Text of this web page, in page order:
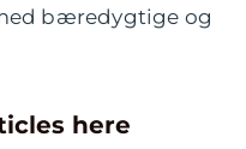
bæredygtige og
here